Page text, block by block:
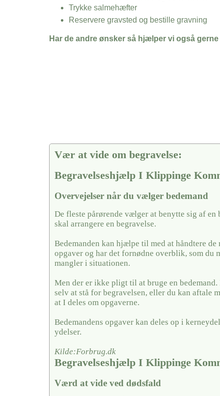
Trykke salmehæfter
Reservere gravsted og bestille gravning
Har de andre ønsker så hjælper vi også gerne
Vær at vide om begravelse:
Begravelseshjælp I Klippinge
Overvejelser når du vælger bedemand
De fleste pårørende vælger at benytte sig af en
skal arrangere en begravelse.
Bedemanden kan hjælpe til med at håndtere de
opgaver og har det fornødne overblik, som du
mangler i situationen.
Men der er ikke pligt til at bruge en
selv at stå for begravelsen, eller du kan aftale
at I deles om opgaverne.
Bedemandens opgaver kan deles op i
ydelser.
Kilde:Forbrug.dk
Begravelseshjælp I Klippinge
Værd at vide ved dødsfald